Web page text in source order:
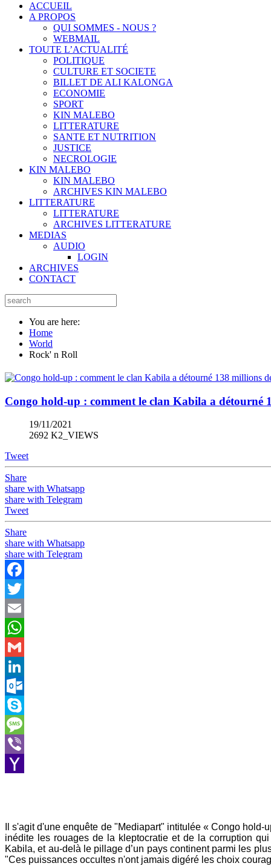
ACCUEIL
A PROPOS
QUI SOMMES - NOUS ?
WEBMAIL
TOUTE L’ACTUALITÉ
POLITIQUE
CULTURE ET SOCIETE
BILLET DE ALI KALONGA
ECONOMIE
SPORT
KIN MALEBO
LITTERATURE
SANTE ET NUTRITION
JUSTICE
NECROLOGIE
KIN MALEBO
KIN MALEBO
ARCHIVES KIN MALEBO
LITTERATURE
LITTERATURE
ARCHIVES LITTERATURE
MEDIAS
AUDIO
LOGIN
ARCHIVES
CONTACT
You are here:
Home
World
Rock' n Roll
Congo hold-up : comment le clan Kabila a détourné
19/11/2021
2692 K2_VIEWS
Tweet
Share
share with Whatsapp
share with Telegram
Tweet
Share
share with Whatsapp
share with Telegram
Facebook
Twitter
Email
WhatsApp
Gmail
LinkedIn
Outlook.com
Skype
Message
Viber
Il s'agit d'une enquête de "Mediapart" intitulée « Congo
inédite les rouages de la kleptocratie et de la corruption
Kabila, et au-delà le pillage d’un pays continent parmi les
"Ces puissances occultes n'ont jamais digéré les choix